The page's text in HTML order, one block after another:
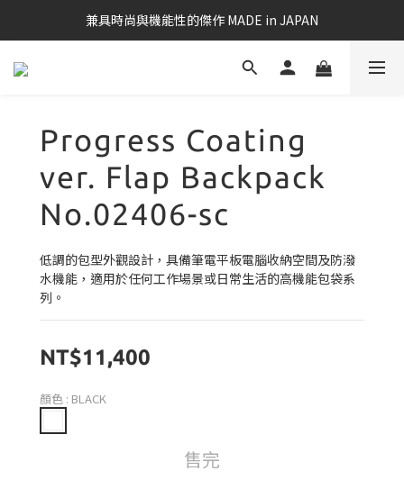
兼具時尚與機能性的傑作 MADE in JAPAN
Progress Coating
ver. Flap Backpack
No.02406-sc
低調的包型外觀設計，具備筆電平板電腦收納空間及防潑
水機能，適用於任何工作場景或日常生活的高機能包袋系
列。
NT$11,400
顏色 : BLACK
售完